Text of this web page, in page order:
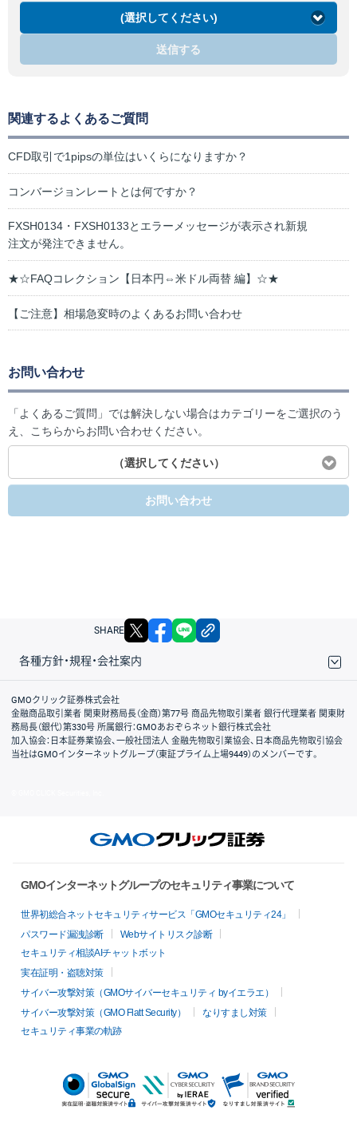
(選択してください)
送信する
関連するよくあるご質問
CFD取引で1pipsの単位はいくらになりますか？
コンバージョンレートとは何ですか？
FXSH0134・FXSH0133とエラーメッセージが表示され新規
注文が発注できません。
★☆FAQコレクション【日本円⇔米ドル両替 編】☆★
【ご注意】相場急変時のよくあるお問い合わせ
お問い合わせ
「よくあるご質問」では解決しない場合はカテゴリーをご選択のう
え、こちらからお問い合わせください。
（選択してください）
お問い合わせ
SHARE X facebook
各種方針・規程・会社案内
取引規程・約款
サイトマップ
その他のご案内
個人情報保護方針
最良執行方針
サイトのご利用について
ディスクレイマー
信託保全
リスク説明
会社案内
GMOクリック証券株式会社
金融商品取引業者 関東財務局長（金商）第77号 商品先物取引業者 銀行代理業者 関東財
務局長（銀代）第330号 所属銀行：GMOあおぞらネット銀行株式会社
加入協会：日本証券業協会、一般社団法人 金融先物取引業協会、日本商品先物取引協会
当社はGMOインターネットグループ（東証プライム上場9449）のメンバーです。
GMOインターネットグループのセキュリティ事業について
世界初総合ネットセキュリティサービス「GMOセキュリティ24」
パスワード漏洩診断
Webサイトリスク診断
セキュリティ相談AIチャットボット
実在証明・盗聴対策
サイバー攻撃対策（GMOサイバーセキュリティ byイエラエ）
サイバー攻撃対策（GMO Flatt Security）
なりすまし対策
セキュリティ事業の軌跡